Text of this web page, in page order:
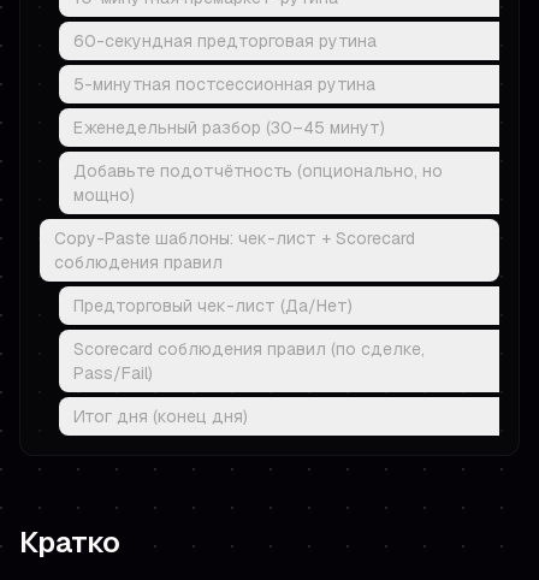
60-секундная предторговая рутина
5-минутная постсессионная рутина
Еженедельный разбор (30–45 минут)
Добавьте подотчётность (опционально, но
мощно)
Copy-Paste шаблоны: чек-лист + Scorecard
соблюдения правил
Предторговый чек-лист (Да/Нет)
Scorecard соблюдения правил (по сделке,
Pass/Fail)
Итог дня (конец дня)
Кратко